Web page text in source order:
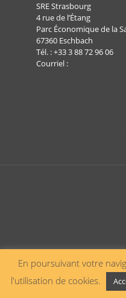
SRE Strasbourg
4 rue de l’Étang
Parc Économique de la
67360 Eschbach
Tél. :+33 3 88 72 96 06
Courriel :
En poursuivant votre
l'utilisation de cookies.